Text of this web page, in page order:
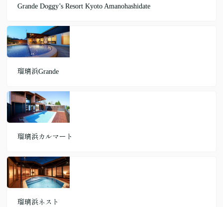
Grande Doggy’s Resort Kyoto Amanohashidate
瑠璃浜Grande
瑠璃浜カルマート
瑠璃浜ネスト